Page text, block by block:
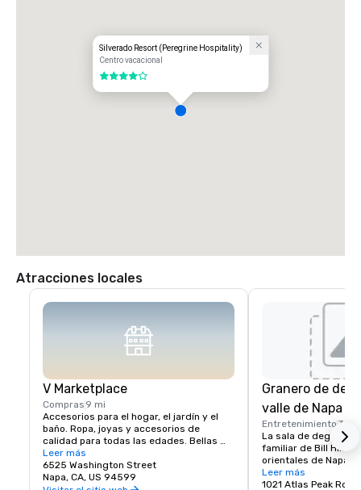
Silverado Resort (Peregrine Hospitality)
Centro vacacional
4 de 5
Atracciones locales
V Marketplace
Compras 9 mi
Accesorios para el hogar, el jardín y el
baño. Ropa, joyas y accesorios de
calidad para todas las edades. Bellas
artes, comida gourmet, chocolates,
vinos y degustación de vinos. Regalos
románticos y objetos de colección del
Leer más
6525 Washington Street
Napa, CA, US 94599
Granero de
valle de Napa
Entretenimiento 3
La sala de
familiar de Bill Hill en
orientales de Napa.
Visítenos para
Solum, Expression
Leer más
1021 Atlas Peak Road